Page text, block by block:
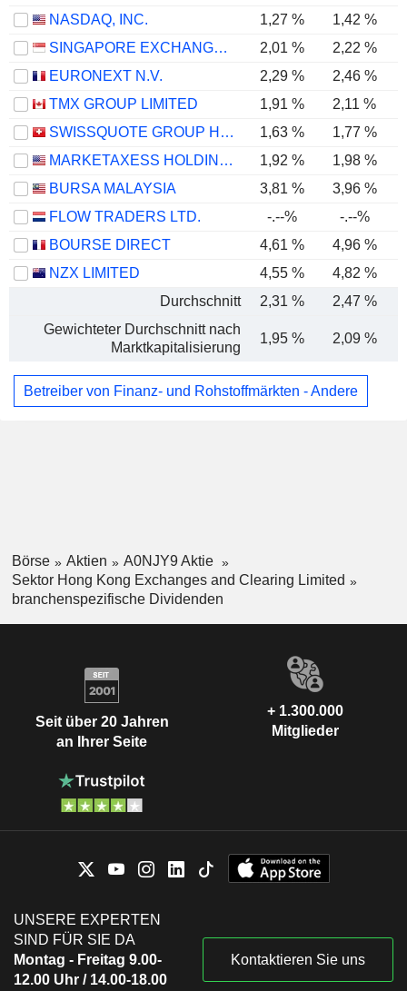
NASDAQ, INC.
1,27 % 1,42 %
SINGAPORE EXCHANGE LIMITED
2,01 % 2,22 %
EURONEXT N.V.
2,29 % 2,46 %
TMX GROUP LIMITED
1,91 % 2,11 %
SWISSQUOTE GROUP HOLDING SA
1,63 %
1,77 %
MARKETAXESS HOLDINGS INC.
1,92 % 1,98 %
BURSA MALAYSIA
3,81 % 3,96 %
FLOW TRADERS LTD.
-.--%
-.--%
BOURSE DIRECT
4,61 % 4,96 %
NZX LIMITED
4,55 % 4,82 %
Durchschnitt
2,31 % 2,47 %
Gewichteter Durchschnitt nach
Marktkapitalisierung
1,95 % 2,09 %
Betreiber von Finanz- und Rohstoffmärkten - Andere
Börse Aktien
A0NJY9 Aktie
Sektor Hong Kong Exchanges and Clearing Limited
branchenspezifische Dividenden
Seit über 20 Jahren
an Ihrer Seite
+ 1.300.000
Mitglieder
UNSERE EXPERTEN
SIND FÜR SIE DA
Montag - Freitag 9.00-
12.00 Uhr / 14.00-18.00
Kontaktieren Sie uns